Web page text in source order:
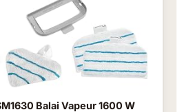
Balai Vapeur 1600 W